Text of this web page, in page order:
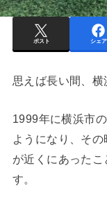
ポスト シェア
思えば長い間、横
1999年に横浜市
ようになり、そ
が近くにあった
す。